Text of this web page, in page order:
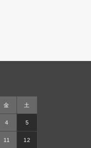
金 土
4 5
11 12